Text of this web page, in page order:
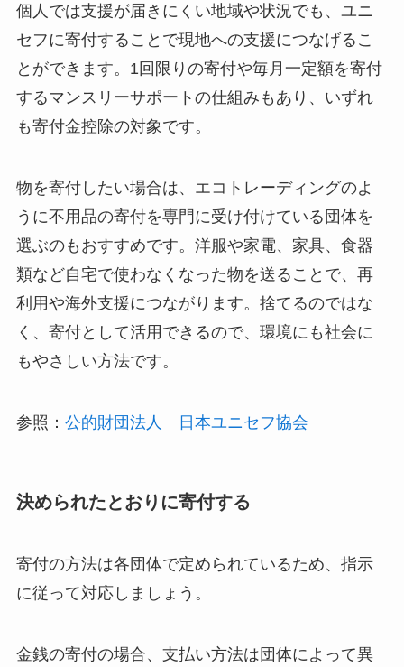
個人では支援が届きにくい地域や状況でも、ユニ
セフに寄付することで現地への支援につなげるこ
とができます。1回限りの寄付や毎月一定額を寄付
するマンスリーサポートの仕組みもあり、いずれ
も寄付金控除の対象です。
物を寄付したい場合は、エコトレーディングのよ
うに不用品の寄付を専門に受け付けている団体を
選ぶのもおすすめです。洋服や家電、家具、食器
類など自宅で使わなくなった物を送ることで、再
利用や海外支援につながります。捨てるのではな
く、寄付として活用できるので、環境にも社会に
もやさしい方法です。
参照： 公的財団法人 日本ユニセフ協会
決められたとおりに寄付する
寄付の方法は各団体で定められているため、指示
に従って対応しましょう。
金銭の寄付の場合、支払い方法は団体によって異